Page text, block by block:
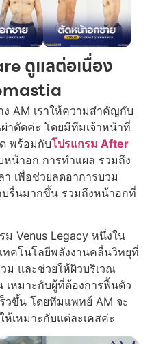
ดูแลต่อเนื่อง
AM เราให้ความสำคัญกับ
าตัดค่ะ โดยมีทีมเจ้าหน้าที่
พร้อมกับโปรแกรม After
น้าอก การทำแผล รวมถึง
า เพื่อช่วยลดอาการบวม
บรื่นมากขึ้น รวมถึงหน้าอกที่
ม Venus Legacy หนึ่งใน
ทคโนโลยีพลังงานคลื่นวิทยุที่
ม และช่วยให้ผิวบริเวณ
เหมาะกับผู้ที่ต้องการฟื้นตัว
วขึ้น โดยทีมแพทย์ AM จะ
เหมาะกับแต่ละเคสค่ะ